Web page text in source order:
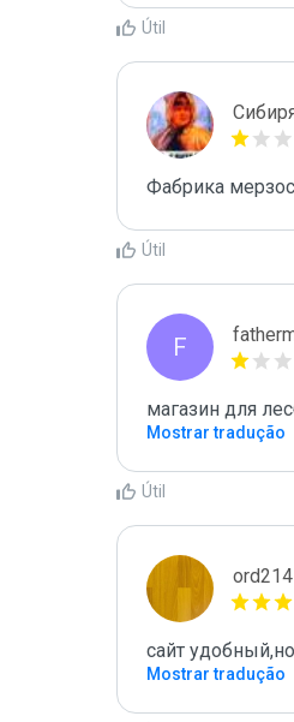
Útil
Фабрика
Útil
F
магазин для
Mostrar tradução
Útil
ord214
сайт
Mostrar tradução